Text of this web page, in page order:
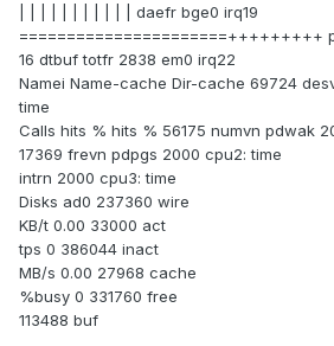
| | | | | | | | | | | daefr bge0 irq19
======================+++++++++
16 dtbuf totfr 2838 em0 irq22
Namei Name-cache Dir-cache 69724
time
Calls hits % hits % 56175 numvn pdwak
17369 frevn pdpgs 2000 cpu2: time
intrn 2000 cpu3: time
Disks ad0 237360 wire
KB/t 0.00 33000 act
tps 0 386044 inact
MB/s 0.00 27968 cache
%busy 0 331760 free
113488 buf